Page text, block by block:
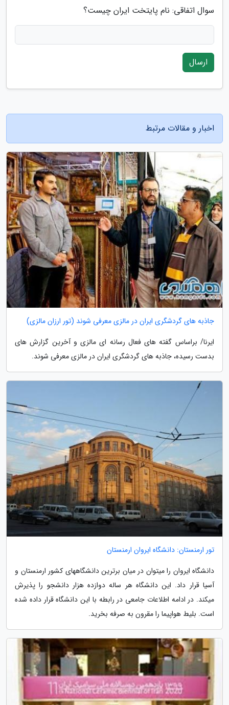
سوال اتفاقی: نام پایتخت ایران چیست؟
ارسال
اخبار و مقالات مرتبط
جاذبه های گردشگری ایران در مالزی معرفی شوند (تور ارزان مالزی)
ایرنا/ براساس گفته های فعال رسانه ای مالزی و آخرین گزارش های
بدست رسیده، جاذبه های گردشگری ایران در مالزی معرفی شوند.
تور ارمنستان: دانشگاه ایروان ارمنستان
دانشگاه ایروان را میتوان در میان برترین دانشگاههای کشور ارمنستان و
آسیا قرار داد. این دانشگاه هر ساله دوازده هزار دانشجو را پذیرش
میکند. در ادامه اطلاعات جامعی در رابطه با این دانشگاه قرار داده شده
است. بلیط هواپیما را مقرون به صرفه بخرید.